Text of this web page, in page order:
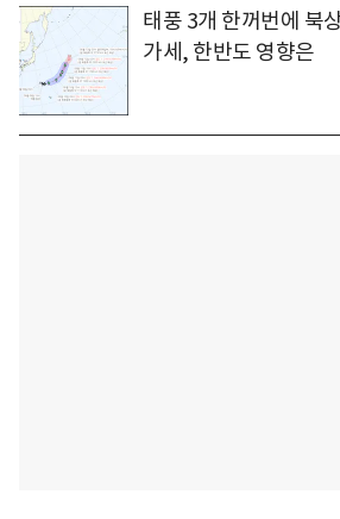
태풍 3개 한꺼번에 북
가세, 한반도 영향은